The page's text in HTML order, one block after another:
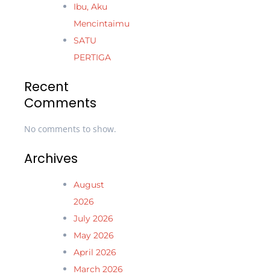
Ibu, Aku
Mencintaimu
SATU
PERTIGA
Recent
Comments
No comments to show.
Archives
August
2026
July 2026
May 2026
April 2026
March 2026